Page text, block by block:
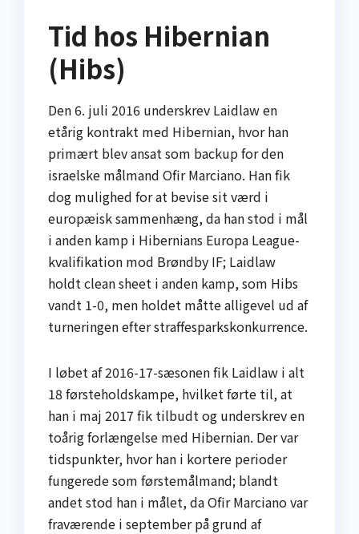
Tid hos Hibernian
(Hibs)
Den 6. juli 2016 underskrev Laidlaw en
etårig kontrakt med Hibernian, hvor han
primært blev ansat som backup for den
israelske målmand Ofir Marciano. Han fik
dog mulighed for at bevise sit værd i
europæisk sammenhæng, da han stod i mål
i anden kamp i Hibernians Europa League-
kvalifikation mod Brøndby IF; Laidlaw
holdt clean sheet i anden kamp, som Hibs
vandt 1-0, men holdet måtte alligevel ud af
turneringen efter straffesparkskonkurrence.
I løbet af 2016-17-sæsonen fik Laidlaw i alt
18 førsteholdskampe, hvilket førte til, at
han i maj 2017 fik tilbudt og underskrev en
toårig forlængelse med Hibernian. Der var
tidspunkter, hvor han i kortere perioder
fungerede som førstemålmand; blandt
andet stod han i målet, da Ofir Marciano var
fraværende i september på grund af